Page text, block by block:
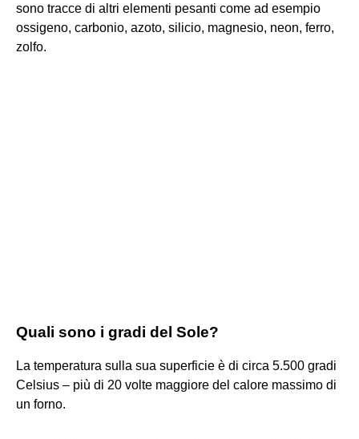
sono tracce di altri elementi pesanti come ad esempio
ossigeno, carbonio, azoto, silicio, magnesio, neon, ferro,
zolfo.
Quali sono i gradi del Sole?
La temperatura sulla sua superficie è di circa 5.500 gradi
Celsius – più di 20 volte maggiore del calore massimo di
un forno.